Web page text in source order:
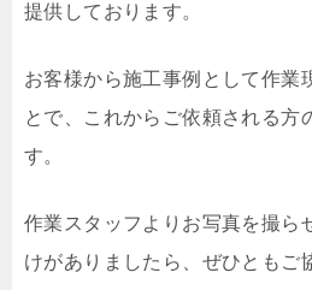
提供しております。
お客様から施工事例として作業
とで、これからご依頼される方
す。
作業スタッフよりお写真を撮ら
けがありましたら、ぜひともご